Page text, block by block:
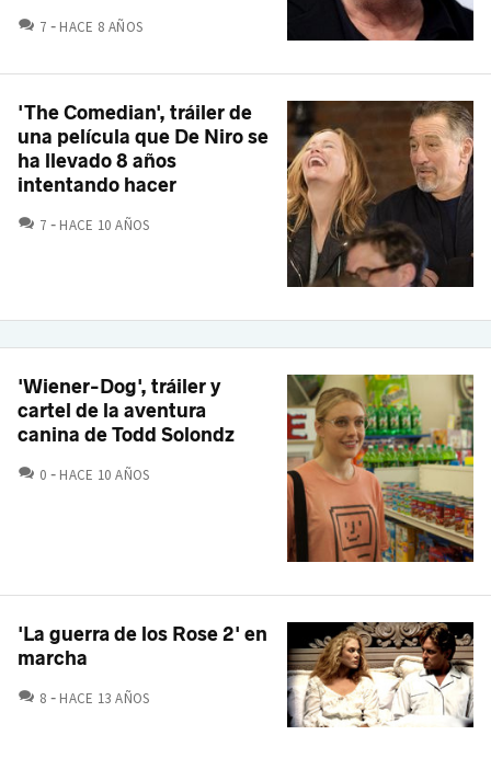
7 COMENTARIOS
HACE 8 AÑOS
'The Comedian', tráiler de
una película que De Niro se
ha llevado 8 años
intentando hacer
7 COMENTARIOS
HACE 10 AÑOS
'Wiener-Dog', tráiler y
cartel de la aventura
canina de Todd Solondz
0 COMENTARIOS
HACE 10 AÑOS
'La guerra de los Rose 2' en
marcha
8 COMENTARIOS
HACE 13 AÑOS